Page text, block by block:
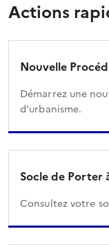
Actions
Nouvelle
Démarrez une
d’urbanisme.
Socle de Porter
Consultez votre